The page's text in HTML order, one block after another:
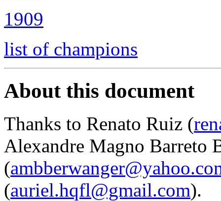
1909
list of champions
About this document
Thanks to Renato Ruiz (
Alexandre Magno Barreto
(
(auriel.hqfl@gmail.com).